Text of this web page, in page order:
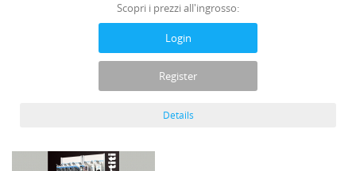
Scopri i prezzi all'ingrosso:
Login
Register
Details